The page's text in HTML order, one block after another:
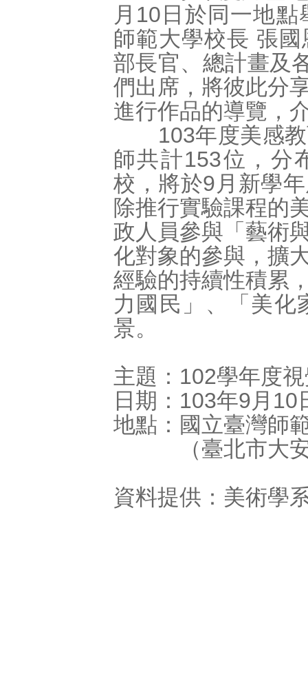
月10日於同一地
師範大學校長 張
部長官、總計畫及
們出席，將彼此分
進行作品的導覽，
103年度美感教
師共計153位，分
校，將於9月新學
除推行實驗課程的
政人員參與「藝術
化對象的參與，擴
經驗的持續性積累
力國民」、「美化
景。
主題：102學年度
日期：103年9月
地點：國立臺灣師
（臺北市大安
資料提供：美術學